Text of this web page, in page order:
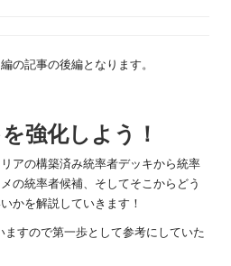
の記事の後編となります。
強化しよう！
アの構築済み統率者デッキから統率
の統率者候補、そしてそこからどう
かを解説していきます！
ますので第一歩として参考にしていた